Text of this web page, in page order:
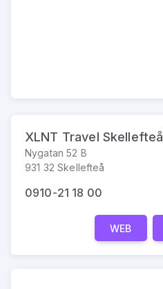
XLNT Travel Skellefteå
Nygatan 52 B
931 32 Skellefteå
0910-21 18 00
WEB